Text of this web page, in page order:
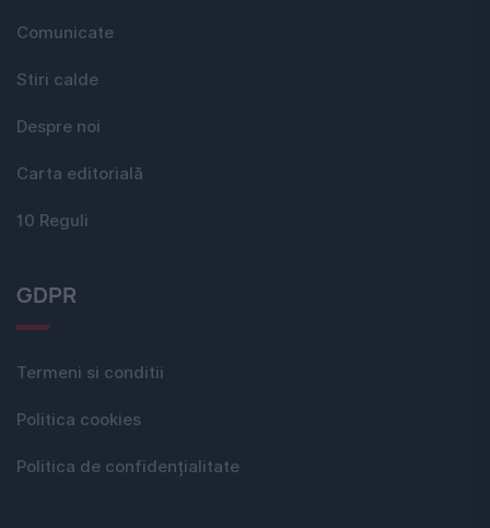
Comunicate
Stiri calde
Despre noi
Carta editorială
10 Reguli
GDPR
Termeni si conditii
Politica cookies
Politica de confidențialitate